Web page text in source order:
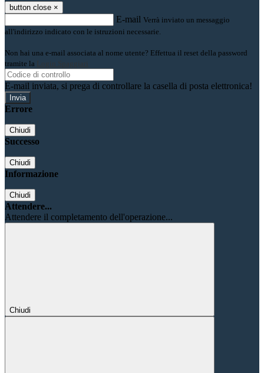
button close ×
E-mail Verrà inviato un messaggio
all'indirizzo indicato con le istruzioni necessarie.
Non hai una e-mail associata al nome utente? Effettua il reset della password
tramite la
Login Spaggiari
E-mail inviata, si prega di controllare la casella di posta elettronica!
Errore
Chiudi
Successo
Chiudi
Informazione
Chiudi
Attendere...
Attendere il completamento dell'operazione...
Chiudi